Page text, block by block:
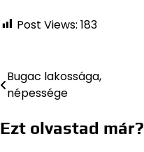
Post Views: 183
Bejegyzés
navigáció
Bugac lakossága,
népessége
Ezt olvastad már?